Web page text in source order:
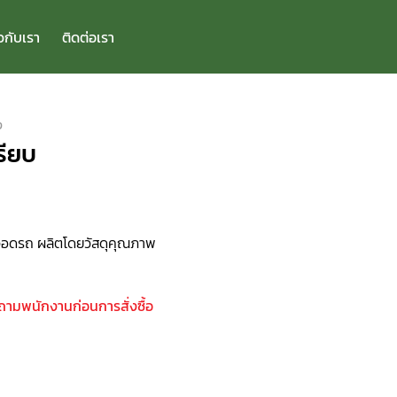
บเรา ติดต่อเรา
ยบ
อดรถ ผลิตโดยวัสดุคุณภาพ
ามพนักงานก่อนการสั่งซื้อ